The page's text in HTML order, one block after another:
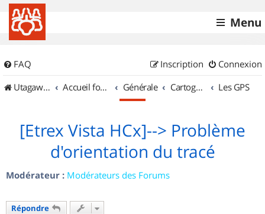
Menu
FAQ Connexion
Inscription
UtagawaVTT (Randos VTT et VTTAE avec traces GPS)
Accueil forum Générale Cartographie et GPS Les GPS
[Etrex Vista HCx]--> Problème
d'orientation du tracé
Modérateur : Modérateurs des Forums
Répondre